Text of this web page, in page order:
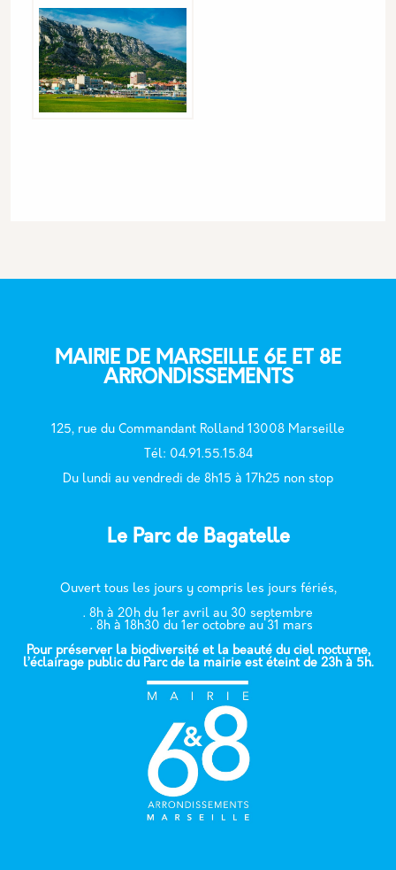
MAIRIE DE MARSEILLE 6E ET 8E
ARRONDISSEMENTS
125, rue du Commandant Rolland 13008 Marseille
Tél: 04.91.55.15.84
Du lundi au vendredi de 8h15 à 17h25 non stop
Le Parc de Bagatelle
Ouvert tous les jours y compris les jours fériés,
. 8h à 20h du 1er avril au 30 septembre
. 8h à 18h30 du 1er octobre au 31 mars
Pour préserver la biodiversité et la beauté du ciel nocturne,
l’éclairage public du Parc de la mairie est éteint de 23h à 5h.